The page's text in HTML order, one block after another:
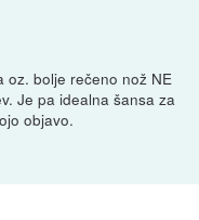
oz. bolje rečeno nož NE
Je pa idealna šansa za
objavo.